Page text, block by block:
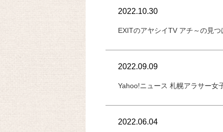
2022.10.30
EXITのアヤシイTV アチ～の見つ
2022.09.09
Yahoo!ニュース 札幌アラサー女
2022.06.04